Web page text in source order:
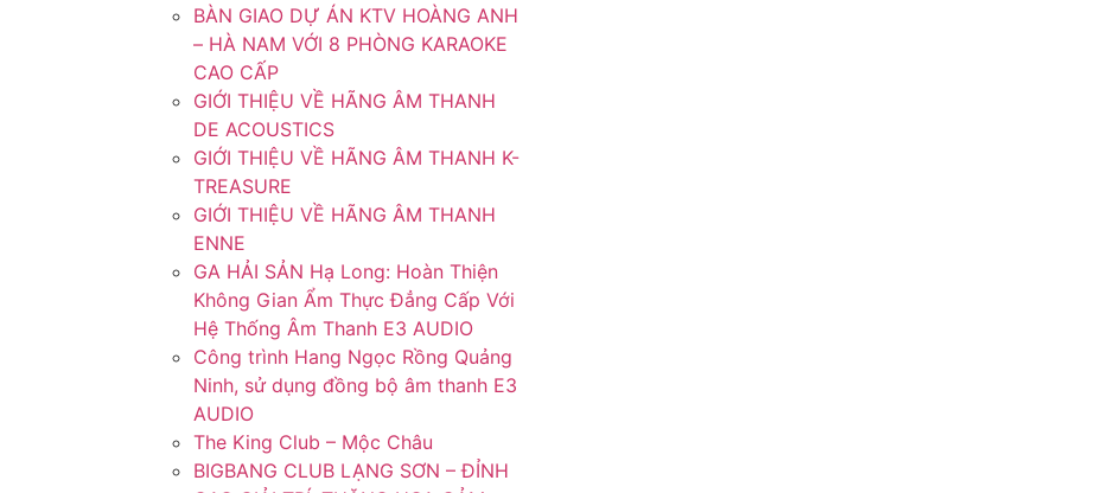
BÀN GIAO DỰ ÁN KTV HOÀNG ANH
– HÀ NAM VỚI 8 PHÒNG KARAOKE
CAO CẤP
GIỚI THIỆU VỀ HÃNG ÂM THANH
DE ACOUSTICS
GIỚI THIỆU VỀ HÃNG ÂM THANH K-
TREASURE
GIỚI THIỆU VỀ HÃNG ÂM THANH
ENNE
GA HẢI SẢN Hạ Long: Hoàn Thiện
Không Gian Ẩm Thực Đẳng Cấp Với
Hệ Thống Âm Thanh E3 AUDIO
Công trình Hang Ngọc Rồng Quảng
Ninh, sử dụng đồng bộ âm thanh E3
AUDIO
The King Club – Mộc Châu
BIGBANG CLUB LẠNG SƠN – ĐỈNH